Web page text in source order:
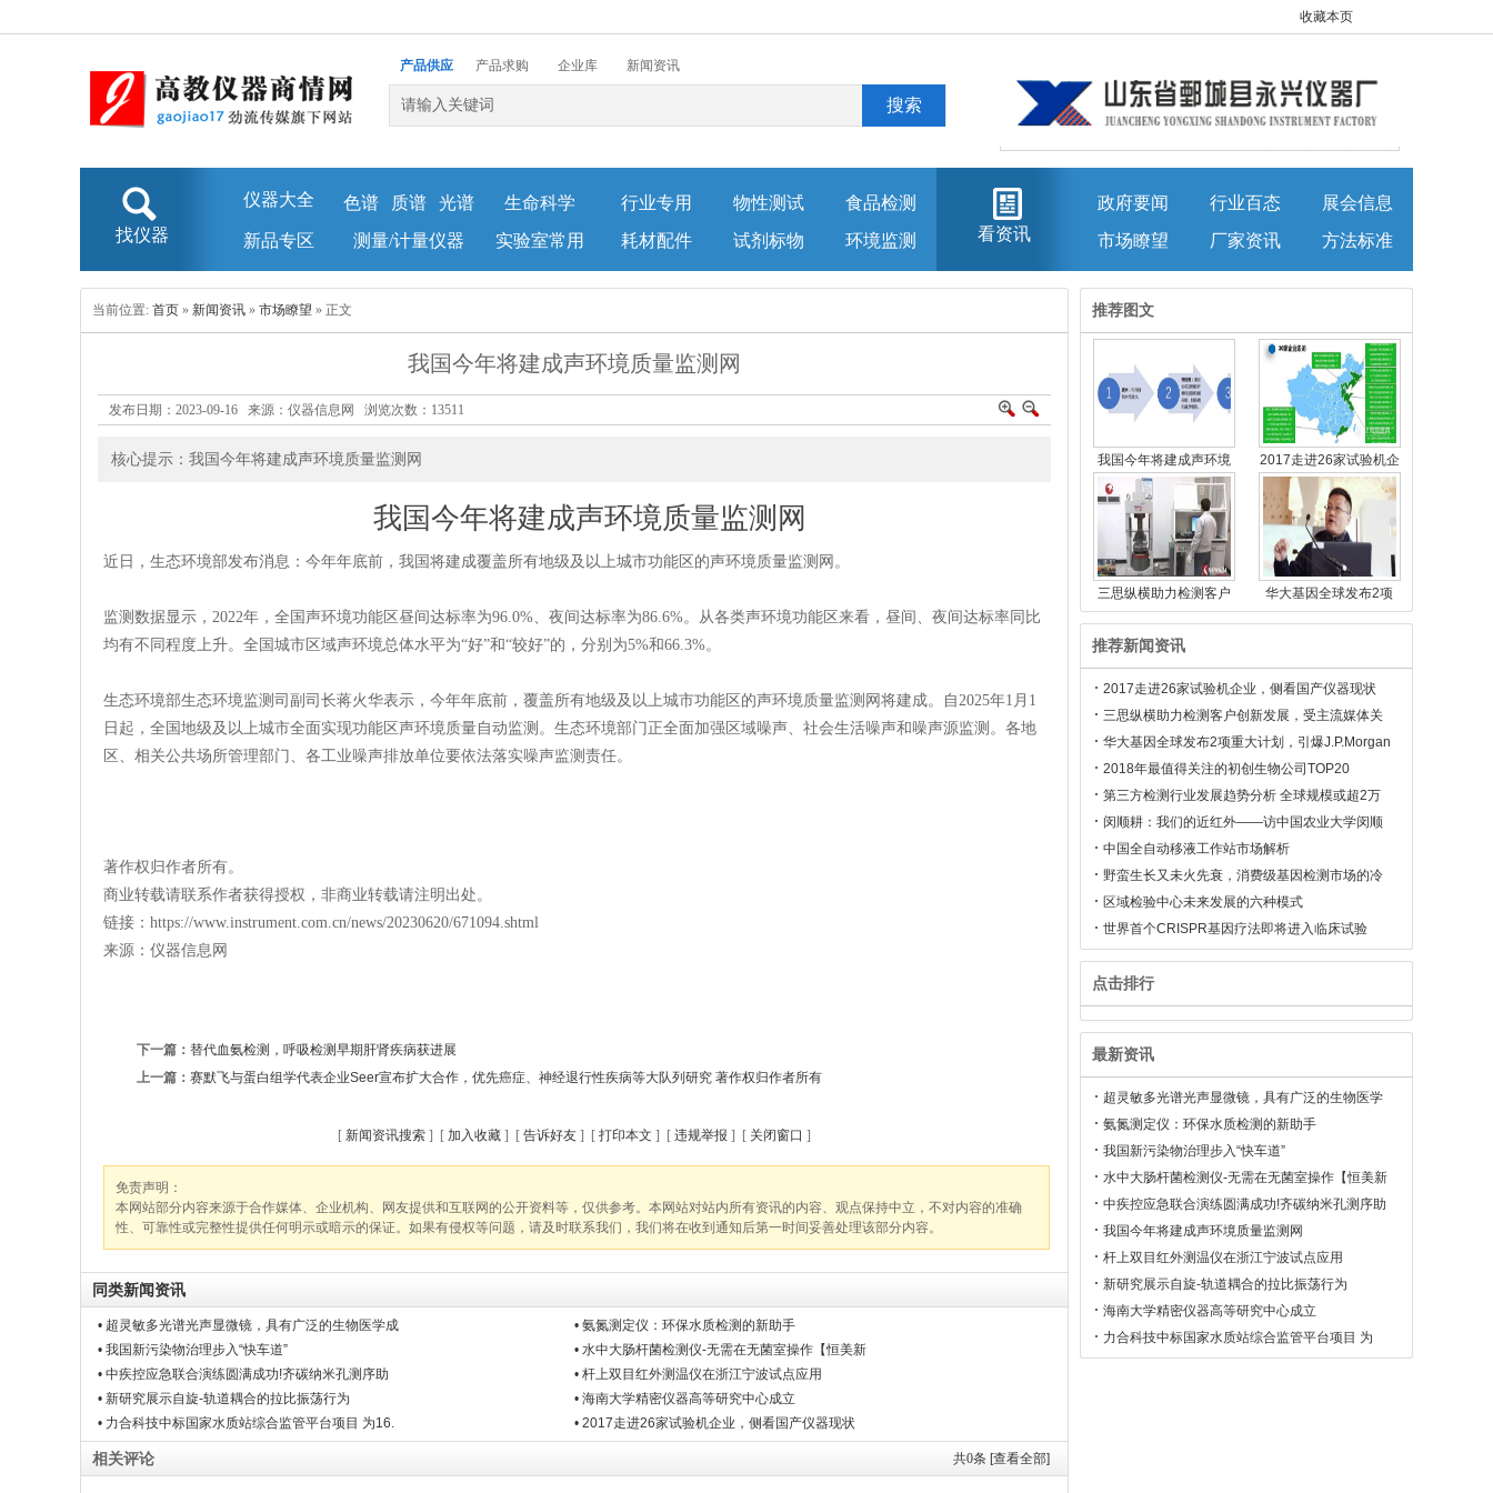
收藏本页
产品供应 产品求购 企业库 新闻资讯
找仪器
仪器大全 色谱 质谱 光谱 生命科学 行业专用 物性测试
食品检测
看资讯
政府要闻 行业百态
展会信息
新品专区
测量/计量仪器 实验室常用 耗材配件 试剂标物 环境监测 市场瞭望 厂家资讯 方法标准
当前位置: 首页 » 新闻资讯 » 市场瞭望 » 正文
我国今年将建成声环境质量监测网
发布日期：2023-09-16 来源：仪器信息网 浏览次数： 13511
核心提示：我国今年将建成声环境质量监测网
我国今年将建成声环境质量监测网
近日，生态环境部发布消息：今年年底前，我国将建成覆盖所有地级及以上城市功能区的声环境质量监测网。
监测数据显示，2022年，全国声环境功能区昼间达标率为96.0%、夜间达标率为86.6%。从各类声环境功能区来看，昼间、夜间达标率同比
均有不同程度上升。全国城市区域声环境总体水平为“好”和“较好”的，分别为5%和66.3%。
生态环境部生态环境监测司副司长蒋火华表示，今年年底前，覆盖所有地级及以上城市功能区的声环境质量监测网将建成。自2025年1月1
日起，全国地级及以上城市全面实现功能区声环境质量自动监测。生态环境部门正全面加强区域噪声、社会生活噪声和噪声源监测。各地
区、相关公共场所管理部门、各工业噪声排放单位要依法落实噪声监测责任。
著作权归作者所有。
商业转载请联系作者获得授权，非商业转载请注明出处。
链接：https://www.instrument.com.cn/news/20230620/671094.shtml
来源：仪器信息网
下一篇： 替代血氨检测，呼吸检测早期肝肾疾病获进展
上一篇： 赛默飞与蛋白组学代表企业Seer宣布扩大合作，优先癌症、神经退行性疾病等大队列研究 著作权归作者所有
[ 新闻资讯搜索 ] [ 加入收藏 ] [ 告诉好友 ] [ 打印本文 ] [ 违规举报 ] [ 关闭窗口 ]
免责声明：
本网站部分内容来源于合作媒体、企业机构、网友提供和互联网的公开资料等，仅供参考。本网站对站内所有资讯的内容、观点保持中立，不对内容的准确
性、可靠性或完整性提供任何明示或暗示的保证。如果有侵权等问题，请及时联系我们，我们将在收到通知后第一时间妥善处理该部分内容。
同类新闻资讯
• 超灵敏多光谱光声显微镜，具有广泛的生物医学成
• 氨氮测定仪：环保水质检测的新助手
• 我国新污染物治理步入“快车道”
• 水中大肠杆菌检测仪-无需在无菌室操作【恒美新
• 中疾控应急联合演练圆满成功!齐碳纳米孔测序助
• 杆上双目红外测温仪在浙江宁波试点应用
• 新研究展示自旋-轨道耦合的拉比振荡行为
• 海南大学精密仪器高等研究中心成立
• 力合科技中标国家水质站综合监管平台项目 为16.
• 2017走进26家试验机企业，侧看国产仪器现状
共0条 [查看全部]
相关评论
推荐图文
我国今年将建成声环境 2017走进26家试验机企
三思纵横助力检测客户 华大基因全球发布2项
推荐新闻资讯
2017走进26家试验机企业，侧看国产仪器现状
三思纵横助力检测客户创新发展，受主流媒体关
注
华大基因全球发布2项重大计划，引爆J.P.Morgan
健康大会
2018年最值得关注的初创生物公司TOP20
第三方检测行业发展趋势分析 全球规模或超2万
亿
闵顺耕：我们的近红外——访中国农业大学闵顺
耕教授
中国全自动移液工作站市场解析
野蛮生长又未火先衰，消费级基因检测市场的冷
思考
区域检验中心未来发展的六种模式
世界首个CRISPR基因疗法即将进入临床试验
点击排行
最新资讯
超灵敏多光谱光声显微镜，具有广泛的生物医学
成像潜力
氨氮测定仪：环保水质检测的新助手
我国新污染物治理步入“快车道”
水中大肠杆菌检测仪-无需在无菌室操作【恒美新
品】
中疾控应急联合演练圆满成功!齐碳纳米孔测序助
力野外检测和移动快速部署
我国今年将建成声环境质量监测网
杆上双目红外测温仪在浙江宁波试点应用
新研究展示自旋-轨道耦合的拉比振荡行为
海南大学精密仪器高等研究中心成立
力合科技中标国家水质站综合监管平台项目 为